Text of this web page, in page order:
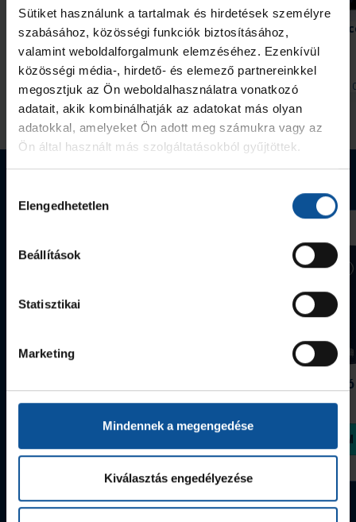
Sütiket használunk a tartalmak és hirdetések személyre
szabásához, közösségi funkciók biztosításához,
valamint weboldalforgalmunk elemzéséhez. Ezenkívül
közösségi média-, hirdető- és elemező partnereinkkel
megosztjuk az Ön weboldalhasználatra vonatkozó
adatait, akik kombinálhatják az adatokat más olyan
adatokkal, amelyeket Ön adott meg számukra vagy az
Ön által használt más szolgáltatásokból gyűjtöttek.
kiválasztása
Elengedhetetlen
Beállítások
Statisztikai
Marketing
Mindennek a megengedése
Kiválasztás engedélyezése
Megnézem az összeset
Handball Family 2026. aug. 05.
Szabó „Sonka” Lászlóra
szavazhatunk
Handball Family 2026. aug.
Kedden újabb
Arénában
Tovább a webshopra
390 Ft
Szeged
Megvásárolom